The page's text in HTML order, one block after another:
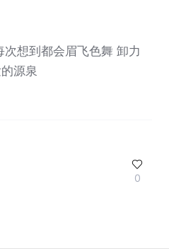
想到都会眉飞色舞 卸力
源泉
0